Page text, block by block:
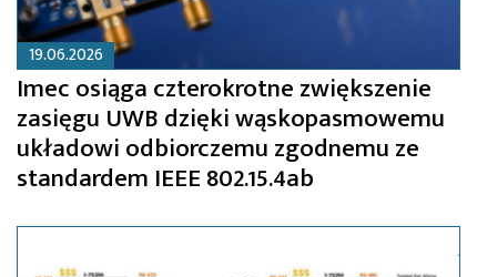
19.06.2026
Imec osiąga czterokrotne zwiększenie
zasięgu UWB dzięki wąskopasmowemu
układowi odbiorczemu zgodnemu ze
standardem IEEE 802.15.4ab